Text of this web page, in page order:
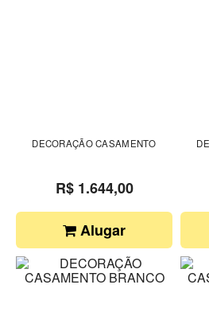
DECORAÇÃO CASAMENTO
R$ 1.644,00
Alugar